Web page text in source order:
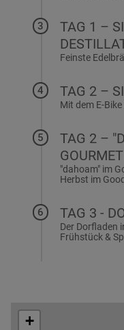
7
5771
Leogang
Web:
www.mei-
muich.at
Ritzen
1
Web:
saalfelden.at
3
TAG 1 –
Feinste
Destillate
5760
Saalfelden
Web:
4 TAG 2 –
Mit dem E-
Hirnreit
8
5771
Web:
5
TAG 2 –
"dahoam" im
Herbst im
–
dahoam
Rain
6 TAG 3 -
Der Dorfladen
+